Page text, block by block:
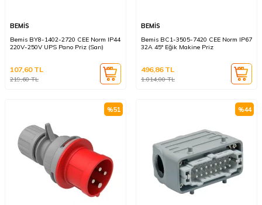
BEMİS
Bemis BY8-1402-2720 CEE Norm IP44
220V-250V UPS Pano Priz (Sarı)
219,60TL
107,60TL
BEMİS
Bemis BC1-3505-7420 CEE Norm IP67
32A 45° Eğik Makine Priz
1.014,00TL
496,86TL
%51 %44